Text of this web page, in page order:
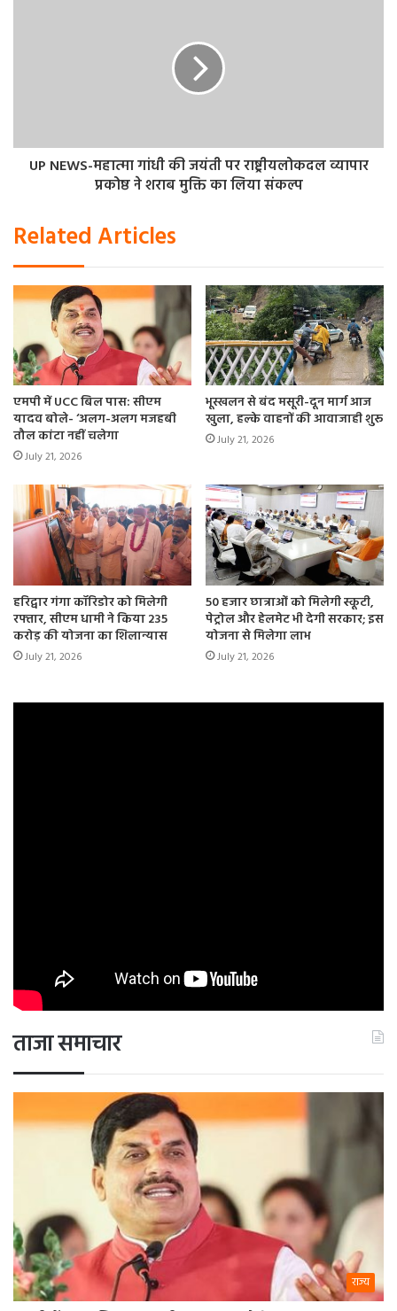
— Ek Sandesh (@EkSandesh236986)
बिहार ऐसा पहला राज्य है जिसने जातिगत जनगणना कराई। तो इस मुद्दे
को लेकर विपक्षी पार्टी और खासकर दो पार्टियां, जिनकी सरकार है
बिहार में, जेडीयू और आरजेडी। जरूर बीजेपी सरकार पर एक तरफ से
निश्चित रूप से पड़ने वाला है कि आने वाले समय में देशभर में भी
जातिगत जनगणना कराई जानी चाहिए।
पीछे जातीय पहचान लिखी हुई होती है। जाट, गुर्जर, ब्राह्मण, राजपूत
और ऐसी तमाम जातियों का जिक्र गाड़ियों के पीछे होता है। ये गाड़ियां
किनकी है? क्या ये गाड़ियां अशिक्षित लोगों की हैं? क्या यह गाड़ियां
उन लोगों की हैं जो गरीब है? ये वैसे लोग हैं जो संपन्न हैं, शहरी इलाकों में
रहते हैं। तो जो सोच संविधान सभा में थी और जिस बात की चर्चा
संविधान सभा में हुई। लगता है उनको इस बात का अंदाजा नहीं था
कि 70 साल बाद हमारा समाज किस ओर जा रहा होगा। लगता है उस
दिशा में गया है,जिसमें इसकी डिमांड हुई और लगता है कहीं ना कहीं
डिमांड जायज भी है। अगर तमाम लोगों की गिनती होती है, उसमें
ओबीसी की गिनती हो जाए एक बार, इसमें कोई गलत बात नहीं है।
गौरतलब है कि जनसंख्या जनगणना और बड़े सर्वेक्षण राज्य एजेंसियों
को जांच के लिए समृद्ध अनुभवजन्य डेटा प्रदान करते हैं ताकि वे देश के
नागरिकों द्वारा अनुभव किए जा रहे सामाजिक-आर्थिक परिवर्तनों की
UP NEWS-महात्मा गांधी की जयंती पर राष्ट्रीयलोकदल व्यापार
प्रकोष्ठ ने शराब मुक्ति का लिया संकल्प
Related Articles
एमपी में UCC बिल पास: सीएम
यादव बोले- ‘अलग-अलग मजहबी
तौल कांटा नहीं चलेगा
July 21, 2026
भूस्खलन से बंद मसूरी-दून मार्ग आज
खुला, हल्के वाहनों की आवाजाही शुरू
July 21, 2026
हरिद्वार गंगा कॉरिडोर को मिलेगी
रफ्तार, सीएम धामी ने किया 235
करोड़ की योजना का शिलान्यास
July 21, 2026
50 हजार छात्राओं को मिलेगी स्कूटी,
पेट्रोल और हेलमेट भी देगी सरकार; इस
योजना से मिलेगा लाभ
July 21, 2026
ताजा समाचार
राज्य